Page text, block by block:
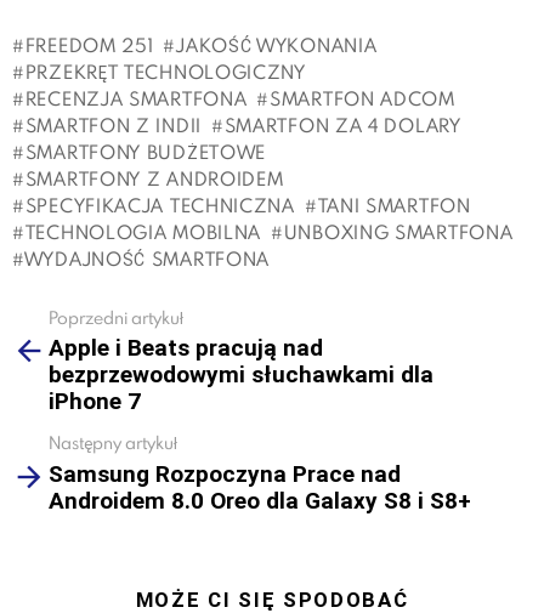
FREEDOM 251
JAKOŚĆ WYKONANIA
PRZEKRĘT TECHNOLOGICZNY
RECENZJA SMARTFONA
SMARTFON ADCOM
SMARTFON Z INDII
SMARTFON ZA 4 DOLARY
SMARTFONY BUDŻETOWE
SMARTFONY Z ANDROIDEM
SPECYFIKACJA TECHNICZNA
TANI SMARTFON
TECHNOLOGIA MOBILNA
UNBOXING SMARTFONA
WYDAJNOŚĆ SMARTFONA
more
Poprzedni artykuł
Apple i Beats pracują nad
bezprzewodowymi słuchawkami dla
iPhone 7
Następny artykuł
Samsung Rozpoczyna Prace nad
Androidem 8.0 Oreo dla Galaxy S8 i S8+
MOŻE CI SIĘ SPODOBAĆ